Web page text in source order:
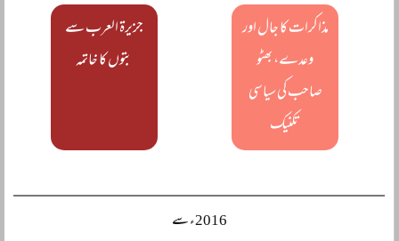
مذاکرات کا جال اور
وعدے، بھٹو
صاحب کی سیاسی
تکنیک
جزیرۃ العرب سے
بتوں کا خاتمہ
2016ء سے